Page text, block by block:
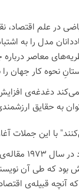
در علم اقتصاد،
مدل را به
معاصر
نحوه کار جهان
دغدغه‌ی افزایش
به حقایق
با این جملات